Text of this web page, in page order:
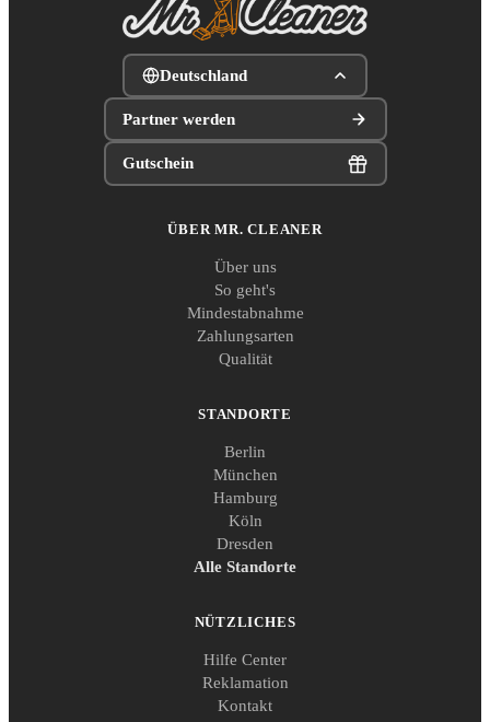
Deutschland
Partner werden
Gutschein
ÜBER MR. CLEANER
Über uns
So geht's
Mindestabnahme
Zahlungsarten
Qualität
STANDORTE
Berlin
München
Hamburg
Köln
Dresden
Alle Standorte
NÜTZLICHES
Hilfe Center
Reklamation
Kontakt